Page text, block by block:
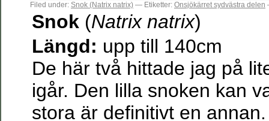
Filed under: Snok (Natrix natrix) — Etiketter: Onsjökärret sydvästra delen
Snok (Natrix natrix)
Längd: upp till 140cm
De här två hittade jag på
igår. Den lilla snoken kan
stora är definitivt en